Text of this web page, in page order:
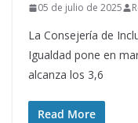
05 de julio de 2025
La Consejería de
Igualdad pone en
alcanza los 3,6
Read More